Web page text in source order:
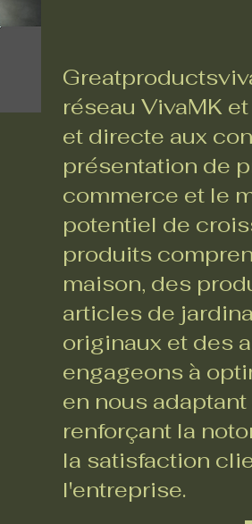
réseau VivaMK
et directe aux
présentation de
commerce et le
potentiel de
produits
maison, des
articles de
originaux et des
engageons à
en nous
renforçant la
la satisfaction
l'entreprise.